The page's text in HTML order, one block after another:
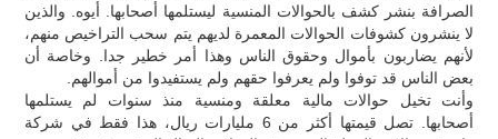
الصرافة بنشر كشف بالحوالات المنسية ليستلمها أصحابها. أيوه. والذين
لا ينشرون كشوفات الحوالات المعمرة لديهم يتم سحب التراخيص منهم،
لأنهم يضاربون بأموال وحقوق الناس وهذا أمر خطير جدا. وخاصة أن
بعض الناس قد توفوا ولم يعرفوا حقهم ولم يستفيدوا من أموالهم.
وأنت تخيل حوالات مالية معلقة ومنسية منذ سنوات لم يستلمها
أصحابها. تصل قيمتها أكثر من 6 مليارات ريال، هذا فقط في شركة